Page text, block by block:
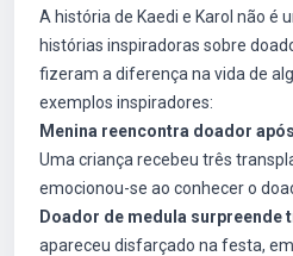
A história de Kaedi e Karol não é
histórias inspiradoras sobre
fizeram a diferença na vida de
exemplos inspiradores:
Menina reencontra doador
Uma criança recebeu três
emocionou-se ao conhecer o
Doador de medula surpreende
apareceu disfarçado na festa,